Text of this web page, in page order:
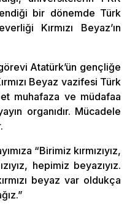
bir dönemde Türk
Kırmızı Beyaz’ın
görevi Atatürk’ün gençliğe
Beyaz vazifesi Türk
muhafaza ve müdafaa
organıdır. Mücadele
“Birimiz kırmızıyız,
hepimiz beyazıyız.
beyaz var oldukça